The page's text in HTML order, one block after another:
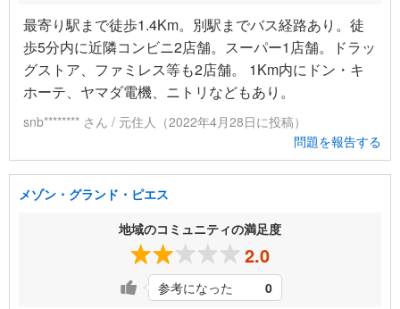
最寄り駅まで徒歩1.4Km。別駅までバス経路あり。徒
歩5分内に近隣コンビニ2店舗。スーパー1店舗。ドラッ
グストア、ファミレス等も2店舗。 1Km内にドン・キ
ホーテ、ヤマダ電機、ニトリなどもあり。
snb******** さん / 元住人（2022年4月28日に投稿）
問題を報告する
メゾン・グランド・ピエス
地域のコミュニティの満足度
2.0
参考になった 0